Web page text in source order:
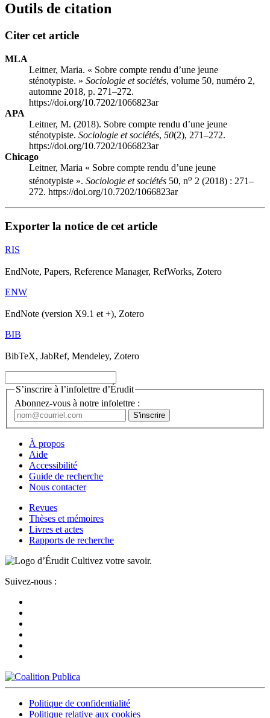
Outils de citation
Citer cet article
MLA
Leitner, Maria. « Sobre compte rendu d’une jeune
sténotypiste. » Sociologie et sociétés, volume 50, numéro 2,
automne 2018, p. 271–272.
https://doi.org/10.7202/1066823ar
APA
Leitner, M. (2018). Sobre compte rendu d’une jeune
sténotypiste. Sociologie et sociétés, 50(2), 271–272.
https://doi.org/10.7202/1066823ar
Chicago
Leitner, Maria « Sobre compte rendu d’une jeune
sténotypiste ». Sociologie et sociétés 50, no 2 (2018) : 271–
272. https://doi.org/10.7202/1066823ar
Exporter la notice de cet article
RIS
EndNote, Papers, Reference Manager, RefWorks, Zotero
ENW
EndNote (version X9.1 et +), Zotero
BIB
BibTeX, JabRef, Mendeley, Zotero
S’inscrire à l’infolettre d’Érudit
Abonnez-vous à notre infolettre :
À propos
Aide
Accessibilité
Guide de recherche
Nous contacter
Revues
Thèses et mémoires
Livres et actes
Rapports de recherche
Cultivez votre savoir.
Suivez-nous :
Politique de confidentialité
Politique relative aux cookies